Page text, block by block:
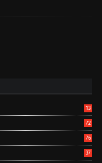
13
72
76
37